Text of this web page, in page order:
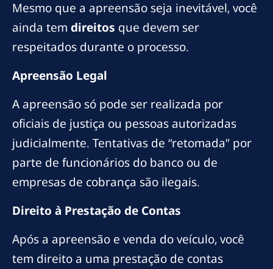
Mesmo que a apreensão seja inevitável, você
ainda tem direitos que devem ser
respeitados durante o processo.
Apreensão Legal
A apreensão só pode ser realizada por
oficiais de justiça ou pessoas autorizadas
judicialmente. Tentativas de “retomada” por
parte de funcionários do banco ou de
empresas de cobrança são ilegais.
Direito à Prestação de Contas
Após a apreensão e venda do veículo, você
tem direito a uma prestação de contas